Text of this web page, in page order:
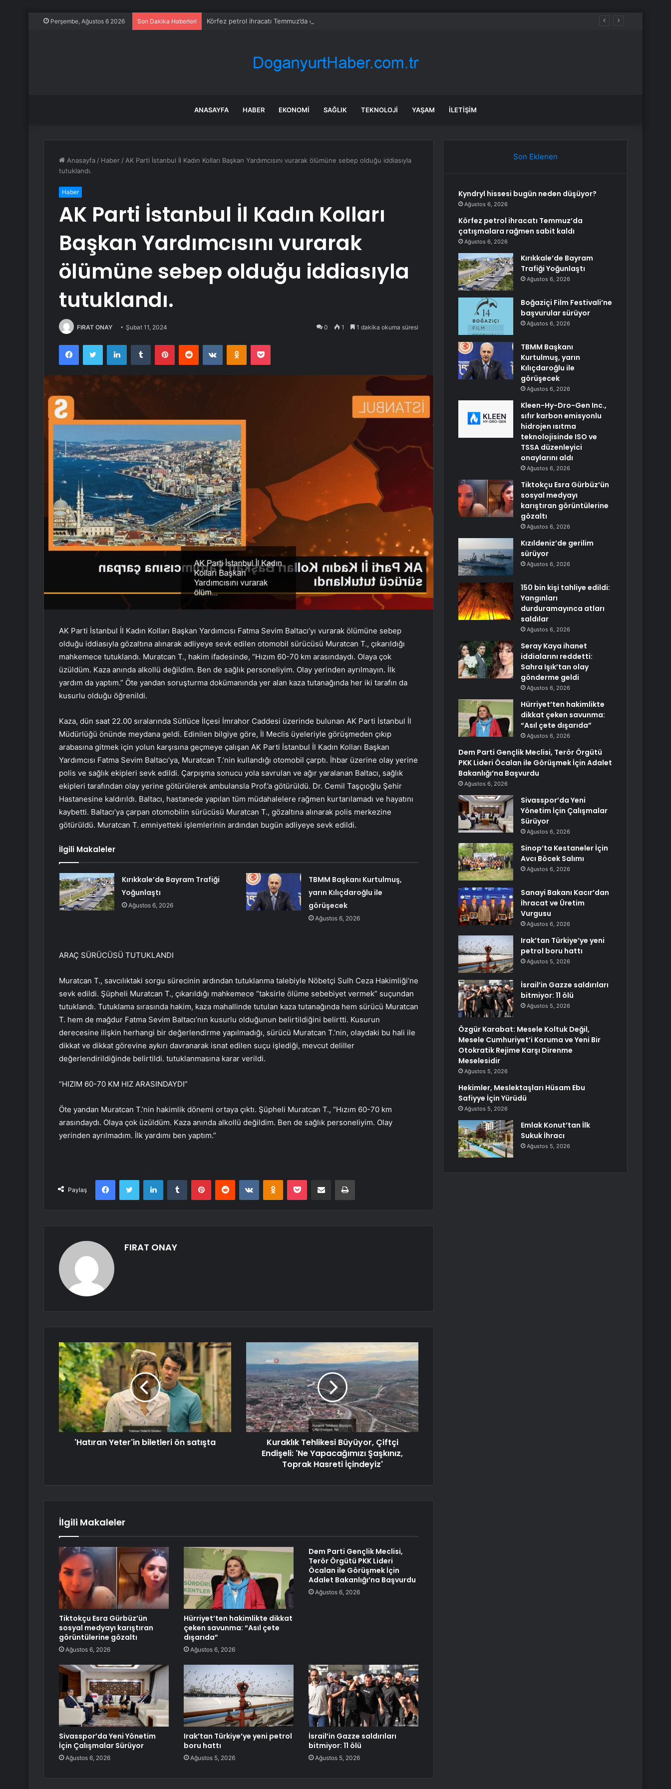
Perşembe, Ağustos 6 2026 Son Dakika Haberleri Körfez petrol ihracatı Temmuz’da çatışmalara rağmen sabit kaldı
ANASAYFA HABER EKONOMI SAĞLIK TEKNOLOJI YAŞAM İLETIŞIM
Anasayfa / Haber / AK Parti İstanbul İl Kadın Kolları Başkan Yardımcısını vurarak ölümüne sebep olduğu iddiasıyla
tutuklandı.
Haber
AK Parti İstanbul İl Kadın Kolları
Başkan Yardımcısını vurarak
ölümüne sebep olduğu iddiasıyla
tutuklandı.
FIRAT ONAY Şubat 11, 2024 0 1 1 dakika okuma süresi
FacebookTwitter LinkedInTumblr PinterestReddit VKontakteOdnoklassniki
Pocket
AK Parti İstanbul İl Kadın Kolları Başkan Yardımcısı Fatma Sevim Baltacı’yı vurarak ölümüne sebep
olduğu iddiasıyla gözaltına alınarak adliyeye sevk edilen otomobil sürücüsü Muratcan T., çıkarıldığı
mahkemece tutuklandı. Muratcan T., hakim ifadesinde, “Hızım 60-70 km arasındaydı. Olaya çok
üzüldüm. Kaza anında alkollü değildim. Ben de sağlık personeliyim. Olay yerinden ayrılmayın. İlk
yardım da yaptım.” Öte yandan soruşturma dokümanında yer alan kaza tutanağında her iki tarafın da
kusurlu olduğu öğrenildi.
Kaza, dün saat 22.00 sıralarında Sütlüce İlçesi İmrahor Caddesi üzerinde bulunan AK Parti İstanbul İl
Müdürlüğü önünde meydana geldi. Edinilen bilgiye göre, İl Meclis üyeleriyle görüşmeden çıkıp
arabasına gitmek için yolun karşısına geçmeye çalışan AK Parti İstanbul İl Kadın Kolları Başkan
Yardımcısı Fatma Sevim Baltacı’ya, Muratcan T.’nin kullandığı otomobil çarptı. İhbar üzerine olay yerine
polis ve sağlık ekipleri sevk edildi. Çarpışma sonucu yola savrulan ve ağır yaralanan Baltacı, sağlık
ekipleri tarafından olay yerine götürülerek ambulansla Prof.’a götürüldü. Dr. Cemil Taşçıoğlu Şehir
Hastanesine kaldırıldı. Baltacı, hastanede yapılan tüm müdahalelere rağmen kurtarılamadı ve hayatını
kaybetti. Baltacı’ya çarpan otomobilin sürücüsü Muratcan T., gözaltına alınarak polis merkezine
götürüldü. Muratcan T. emniyetteki işlemlerinin ardından bugün adliyeye sevk edildi.
İlgili Makaleler
Kırıkkale’de Bayram Trafiği
Yoğunlaştı
Ağustos 6, 2026
TBMM Başkanı Kurtulmuş,
yarın Kılıçdaroğlu ile
görüşecek
Ağustos 6, 2026
ARAÇ SÜRÜCÜSÜ TUTUKLANDI
Muratcan T., savcılıktaki sorgu sürecinin ardından tutuklanma talebiyle Nöbetçi Sulh Ceza Hakimliği’ne
sevk edildi. Şüpheli Muratcan T., çıkarıldığı mahkemece “taksirle ölüme sebebiyet vermek” suçundan
tutuklandı. Tutuklama sırasında hakim, kaza mahallinde tutulan kaza tutanağında hem sürücü Muratcan
T. hem de mağdur Fatma Sevim Baltacı’nın kusurlu olduğunun belirtildiğini belirtti. Kusurun
derecesine ilişkin herhangi bir değerlendirme yapılmadığı, sürücü Muratcan T.’nin, olaydaki bu hali ile
dikkat ve dikkat görevine aykırı davranarak isnat edilen suçu işlediği, mevcut deliller
değerlendirildiğinde belirtildi. tutuklanmasına karar verildi.
“HIZIM 60-70 KM HIZ ARASINDAYDI”
Öte yandan Muratcan T.’nin hakimlik dönemi ortaya çıktı. Şüpheli Muratcan T., “Hızım 60-70 km
arasındaydı. Olaya çok üzüldüm. Kaza anında alkollü değildim. Ben de sağlık personeliyim. Olay
yerinden ayrılmadım. İlk yardımı ben yaptım.”
Paylaş
FacebookTwitter LinkedInTumblr PinterestReddit VKontakteOdnoklassniki
Pocket E-Posta ile paylaş Yazdır
FIRAT ONAY
'Hatıran Yeter'in biletleri ön satışta
Kuraklık Tehlikesi Büyüyor, Çiftçi
Endişeli: 'Ne Yapacağımızı Şaşkınız,
Toprak Hasreti İçindeyiz'
İlgili Makaleler
Tiktokçu Esra Gürbüz’ün
sosyal medyayı karıştıran
görüntülerine gözaltı
Ağustos 6, 2026
Hürriyet’ten hakimlikte dikkat
çeken savunma: “Asıl çete
dışarıda”
Ağustos 6, 2026
Dem Parti Gençlik Meclisi,
Terör Örgütü PKK Lideri
Öcalan ile Görüşmek İçin
Adalet Bakanlığı’na Başvurdu
Ağustos 6, 2026
Sivasspor’da Yeni Yönetim
İçin Çalışmalar Sürüyor
Ağustos 6, 2026
Irak’tan Türkiye’ye yeni petrol
boru hattı
Ağustos 5, 2026
İsrail’in Gazze saldırıları
bitmiyor: 11 ölü
Ağustos 5, 2026
Son Eklenen
Kyndryl hissesi bugün neden düşüyor?
Ağustos 6, 2026
Körfez petrol ihracatı Temmuz’da
çatışmalara rağmen sabit kaldı
Ağustos 6, 2026
Kırıkkale’de Bayram
Trafiği Yoğunlaştı
Ağustos 6, 2026
Boğaziçi Film Festivali’ne
başvurular sürüyor
Ağustos 6, 2026
TBMM Başkanı
Kurtulmuş, yarın
Kılıçdaroğlu ile
görüşecek
Ağustos 6, 2026
Kleen-Hy-Dro-Gen Inc.,
sıfır karbon emisyonlu
hidrojen ısıtma
teknolojisinde ISO ve
TSSA düzenleyici
onaylarını aldı
Ağustos 6, 2026
Tiktokçu Esra Gürbüz’ün
sosyal medyayı
karıştıran görüntülerine
gözaltı
Ağustos 6, 2026
Kızıldeniz’de gerilim
sürüyor
Ağustos 6, 2026
150 bin kişi tahliye edildi:
Yangınları
durduramayınca atları
saldılar
Ağustos 6, 2026
Seray Kaya ihanet
iddialarını reddetti:
Sahra Işık’tan olay
gönderme geldi
Ağustos 6, 2026
Hürriyet’ten hakimlikte
dikkat çeken savunma:
“Asıl çete dışarıda”
Ağustos 6, 2026
Dem Parti Gençlik Meclisi, Terör Örgütü
PKK Lideri Öcalan ile Görüşmek İçin Adalet
Bakanlığı’na Başvurdu
Ağustos 6, 2026
Sivasspor’da Yeni
Yönetim İçin Çalışmalar
Sürüyor
Ağustos 6, 2026
Sinop’ta Kestaneler İçin
Avcı Böcek Salımı
Ağustos 6, 2026
Sanayi Bakanı Kacır’dan
İhracat ve Üretim
Vurgusu
Ağustos 6, 2026
Irak’tan Türkiye’ye yeni
petrol boru hattı
Ağustos 5, 2026
İsrail’in Gazze saldırıları
bitmiyor: 11 ölü
Ağustos 5, 2026
Özgür Karabat: Mesele Koltuk Değil,
Mesele Cumhuriyet’i Koruma ve Yeni Bir
Otokratik Rejime Karşı Direnme
Meselesidir
Ağustos 5, 2026
Hekimler, Meslektaşları Hüsam Ebu
Safiyye İçin Yürüdü
Ağustos 5, 2026
Emlak Konut’tan İlk
Sukuk İhracı
Ağustos 5, 2026